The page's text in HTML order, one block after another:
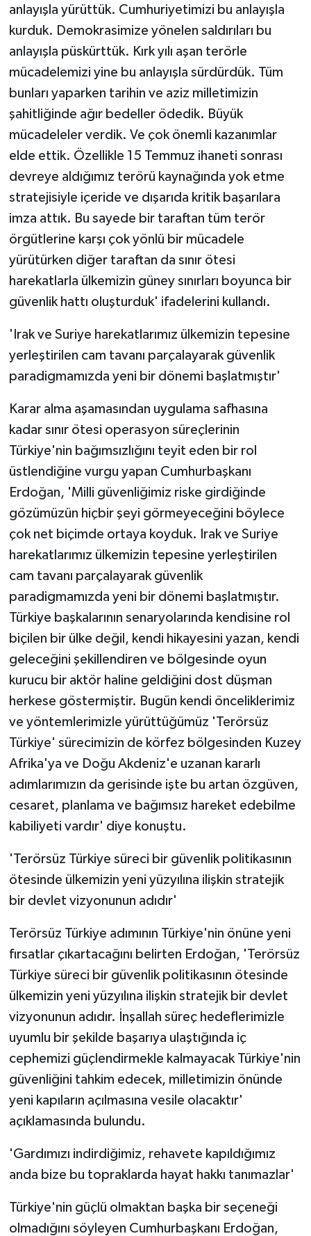
anlayışla yürüttük. Cumhuriyetimizi bu anlayışla
kurduk. Demokrasimize yönelen saldırıları bu
anlayışla püskürttük. Kırk yılı aşan terörle
mücadelemizi yine bu anlayışla sürdürdük. Tüm
bunları yaparken tarihin ve aziz milletimizin
şahitliğinde ağır bedeller ödedik. Büyük
mücadeleler verdik. Ve çok önemli kazanımlar
elde ettik. Özellikle 15 Temmuz ihaneti sonrası
devreye aldığımız terörü kaynağında yok etme
stratejisiyle içeride ve dışarıda kritik başarılara
imza attık. Bu sayede bir taraftan tüm terör
örgütlerine karşı çok yönlü bir mücadele
yürütürken diğer taraftan da sınır ötesi
harekatlarla ülkemizin güney sınırları boyunca bir
güvenlik hattı oluşturduk' ifadelerini kullandı.
'Irak ve Suriye harekatlarımız ülkemizin tepesine
yerleştirilen cam tavanı parçalayarak güvenlik
paradigmamızda yeni bir dönemi başlatmıştır'
Karar alma aşamasından uygulama safhasına
kadar sınır ötesi operasyon süreçlerinin
Türkiye'nin bağımsızlığını teyit eden bir rol
üstlendiğine vurgu yapan Cumhurbaşkanı
Erdoğan, 'Milli güvenliğimiz riske girdiğinde
gözümüzün hiçbir şeyi görmeyeceğini böylece
çok net biçimde ortaya koyduk. Irak ve Suriye
harekatlarımız ülkemizin tepesine yerleştirilen
cam tavanı parçalayarak güvenlik
paradigmamızda yeni bir dönemi başlatmıştır.
Türkiye başkalarının senaryolarında kendisine rol
biçilen bir ülke değil, kendi hikayesini yazan, kendi
geleceğini şekillendiren ve bölgesinde oyun
kurucu bir aktör haline geldiğini dost düşman
herkese göstermiştir. Bugün kendi önceliklerimiz
ve yöntemlerimizle yürüttüğümüz 'Terörsüz
Türkiye' sürecimizin de körfez bölgesinden Kuzey
Afrika'ya ve Doğu Akdeniz'e uzanan kararlı
adımlarımızın da gerisinde işte bu artan özgüven,
cesaret, planlama ve bağımsız hareket edebilme
kabiliyeti vardır' diye konuştu.
'Terörsüz Türkiye süreci bir güvenlik politikasının
ötesinde ülkemizin yeni yüzyılına ilişkin stratejik
bir devlet vizyonunun adıdır'
Terörsüz Türkiye adımının Türkiye'nin önüne yeni
fırsatlar çıkartacağını belirten Erdoğan, 'Terörsüz
Türkiye süreci bir güvenlik politikasının ötesinde
ülkemizin yeni yüzyılına ilişkin stratejik bir devlet
vizyonunun adıdır. İnşallah süreç hedeflerimizle
uyumlu bir şekilde başarıya ulaştığında iç
cephemizi güçlendirmekle kalmayacak Türkiye'nin
güvenliğini tahkim edecek, milletimizin önünde
yeni kapıların açılmasına vesile olacaktır'
açıklamasında bulundu.
'Gardımızı indirdiğimiz, rehavete kapıldığımız
anda bize bu topraklarda hayat hakkı tanımazlar'
Türkiye'nin güçlü olmaktan başka bir seçeneği
olmadığını söyleyen Cumhurbaşkanı Erdoğan,